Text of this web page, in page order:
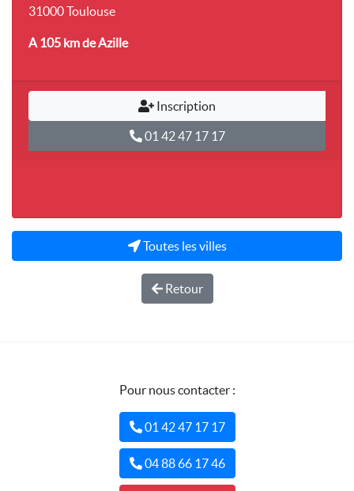
31000 Toulouse
A 105 kmde Azille
Inscription
01 42 47 17 17
Toutes les villes
Retour
Pour nous contacter :
01 42 47 17 17
04 88 66 17 46